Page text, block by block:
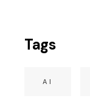
Tags
AI